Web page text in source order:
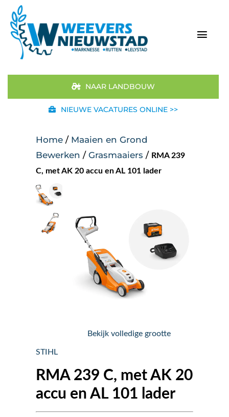
naar
inhoud
Aanbod
STIHL
Werkplaats
Nieuws
Over ons
Tuin & Park Contact
NAAR LANDBOUW
NIEUWE VACATURES ONLINE >>
Home / Maaien en Grond
Bewerken / Grasmaaiers / RMA 239
C, met AK 20 accu en AL 101 lader
Bekijk volledige grootte
STIHL
RMA 239 C, met AK 20
accu en AL 101 lader